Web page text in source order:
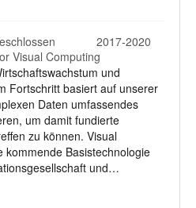
2017-2020
Visual Computing
und
Fortschritt basiert auf unserer
Daten umfassendes
um damit fundierte
zu können. Visual
kommende Basistechnologie
und…